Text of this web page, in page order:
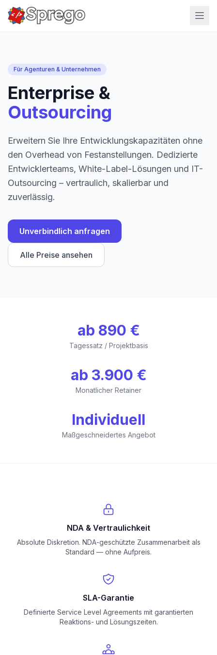
Für Agenturen & Unternehmen
Enterprise &
Outsourcing
Erweitern Sie Ihre Entwicklungskapazitäten ohne
den Overhead von Festanstellungen. Dedizierte
Entwicklerteams, White-Label-Lösungen und IT-
Outsourcing – vertraulich, skalierbar und
zuverlässig.
Unverbindlich anfragen
Alle Preise ansehen
ab 890 €
Tagessatz / Projektbasis
ab 3.900 €
Monatlicher Retainer
Individuell
Maßgeschneidertes Angebot
NDA & Vertraulichkeit
Absolute Diskretion. NDA-geschützte Zusammenarbeit als
Standard — ohne Aufpreis.
SLA-Garantie
Definierte Service Level Agreements mit garantierten
Reaktions- und Lösungszeiten.